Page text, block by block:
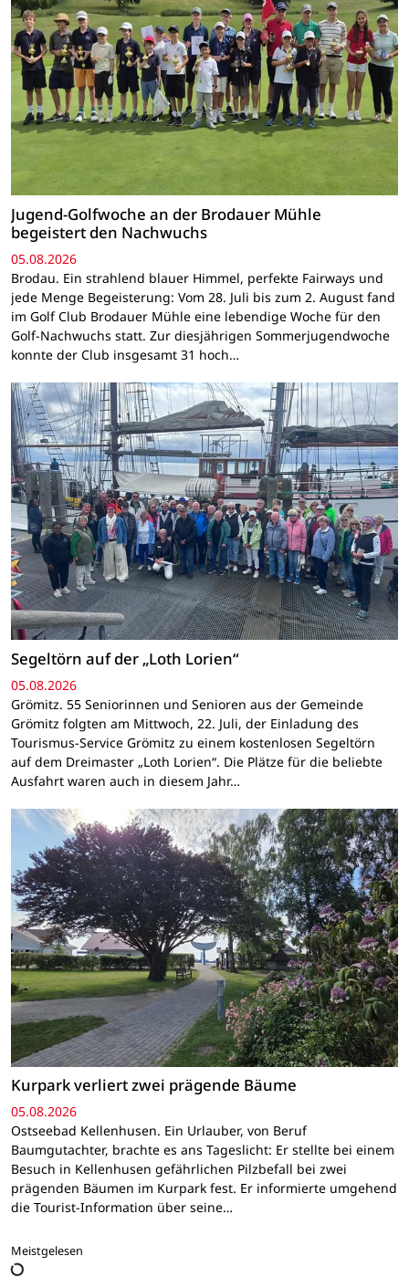
Jugend-Golfwoche an der Brodauer Mühle
begeistert den Nachwuchs
05.08.2026
Brodau. Ein strahlend blauer Himmel, perfekte Fairways und
jede Menge Begeisterung: Vom 28. Juli bis zum 2. August fand
im Golf Club Brodauer Mühle eine lebendige Woche für den
Golf-Nachwuchs statt. Zur diesjährigen Sommerjugendwoche
konnte der Club insgesamt 31 hoch…
Segeltörn auf der „Loth Lorien“
05.08.2026
Grömitz. 55 Seniorinnen und Senioren aus der Gemeinde
Grömitz folgten am Mittwoch, 22. Juli, der Einladung des
Tourismus-Service Grömitz zu einem kostenlosen Segeltörn
auf dem Dreimaster „Loth Lorien“. Die Plätze für die beliebte
Ausfahrt waren auch in diesem Jahr…
Kurpark verliert zwei prägende Bäume
05.08.2026
Ostseebad Kellenhusen. Ein Urlauber, von Beruf
Baumgutachter, brachte es ans Tageslicht: Er stellte bei einem
Besuch in Kellenhusen gefährlichen Pilzbefall bei zwei
prägenden Bäumen im Kurpark fest. Er informierte umgehend
die Tourist-Information über seine…
Meistgelesen